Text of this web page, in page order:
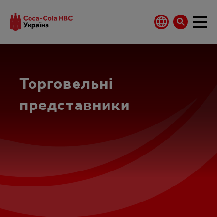
Торговельні
представники